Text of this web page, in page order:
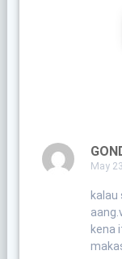
May
kena